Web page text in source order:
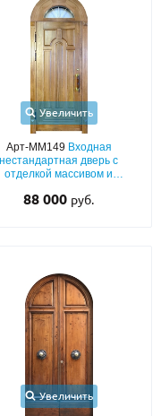
Увеличить
Арт-ММ149 Входная
нестандартная дверь с
отделкой массивом и
88 000 руб.
Увеличить